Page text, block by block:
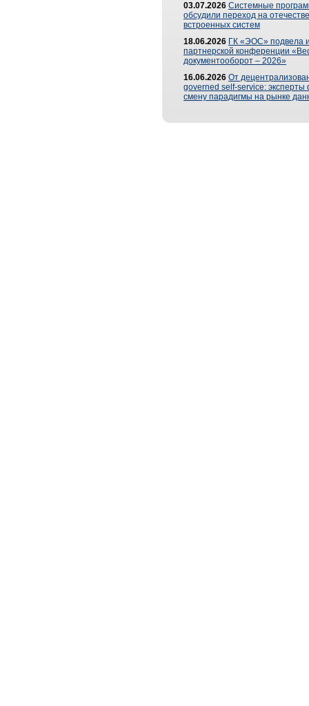
03.07.2026 Системные
обсудили переход на
встроенных систем
18.06.2026 ГК «ЭОС» подвела
партнерской конференции
документооборот – 2026»
16.06.2026 От
governed self-service: эксперты
смену парадигмы на рынке